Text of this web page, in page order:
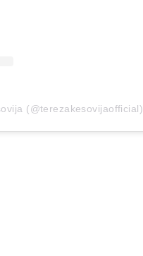
(@terezakesovijaofficial)